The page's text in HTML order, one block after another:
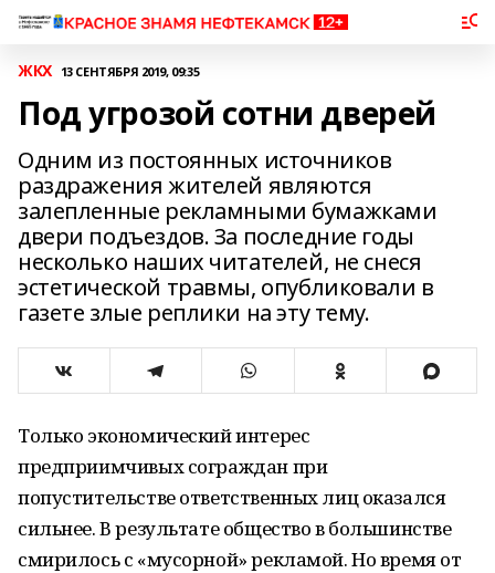
ЖКХ 13 СЕНТЯБРЯ 2019, 09:35
Под угрозой сотни дверей
Одним из постоянных источников
раздражения жителей являются
залепленные рекламными бумажками
двери подъездов. За последние годы
несколько наших читателей, не снеся
эстетической травмы, опубликовали в
газете злые реплики на эту тему.
Только экономический интерес
предприимчивых сограждан при
попустительстве ответственных лиц оказался
сильнее. В результате общество в большинстве
смирилось с «мусорной» рекламой. Но время от